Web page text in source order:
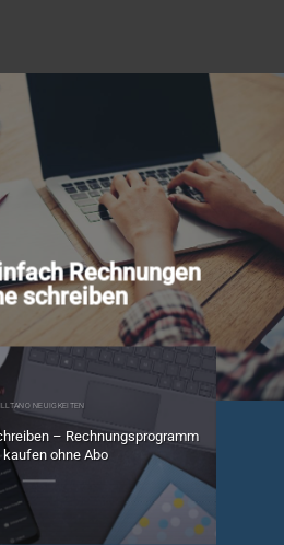
Rechnungen
schreiben
NEUIGKEITEN
– Rechnungsprogramm
kaufen ohne Abo